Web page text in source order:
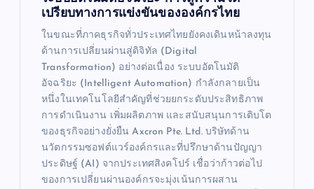
เปรียบทางการแข่งขันขององค์กรไทย
ในขณะที่ภาคธุรกิจทั่วประเทศไทยยังคงเดินหน้าลงทุน
ด้านการเปลี่ยนผ่านสู่ดิจิทัล (Digital
Transformation) อย่างต่อเนื่อง ระบบอัตโนมัติ
อัจฉริยะ (Intelligent Automation) กำลังกลายเป็น
หนึ่งในเทคโนโลยีสำคัญที่ช่วยยกระดับประสิทธิภาพ
การดำเนินงาน เพิ่มผลิตภาพ และสนับสนุนการเติบโต
ของธุรกิจอย่างยั่งยืน Axcron Pte. Ltd. บริษัทด้าน
นวัตกรรมซอฟต์แวร์องค์กรและที่ปรึกษาด้านปัญญา
ประดิษฐ์ (AI) จากประเทศสิงคโปร์ เชื่อว่าก้าวต่อไป
ของการเปลี่ยนผ่านองค์กรจะมุ่งเน้นการผสาน